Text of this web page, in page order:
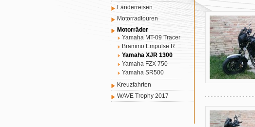
Länderreisen
Motorradtouren
Motorräder
Yamaha MT-09 Tracer
Brammo Empulse R
Yamaha XJR 1300
Yamaha FZX 750
Yamaha SR500
Kreuzfahrten
WAVE Trophy 2017